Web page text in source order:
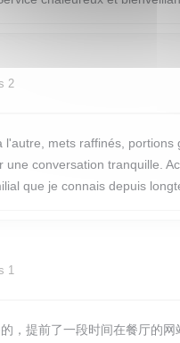
2
l'autre, mets raffinés,
une conversation tranquille.
que je connais depuis
1
，提前了一段时间在餐厅的